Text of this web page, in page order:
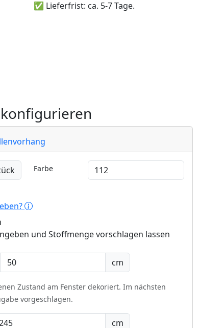
✅ Lieferfrist: ca. 5-7 Tage.
Farbe
und Stoffmenge vorschlagen lassen
cm
Zustand am Fenster dekoriert. Im nächsten
vorgeschlagen.
cm